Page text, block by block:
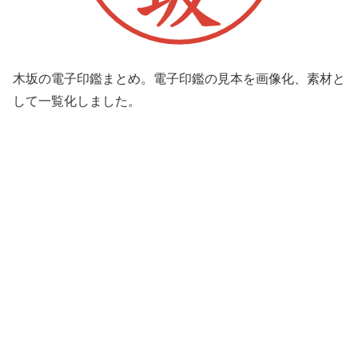
木坂の電子印鑑まとめ。電子印鑑の見本を画像化、素材と
して一覧化しました。